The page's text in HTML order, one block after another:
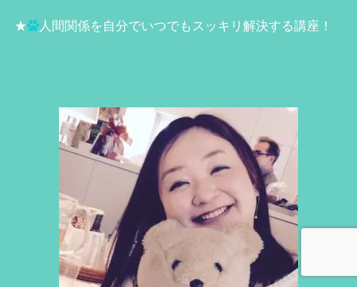
★ 人間関係を自分でいつでもスッキリ解決する講座！